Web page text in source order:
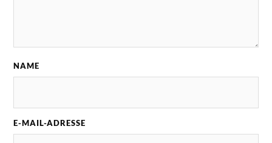
NAME
E-MAIL-ADRESSE